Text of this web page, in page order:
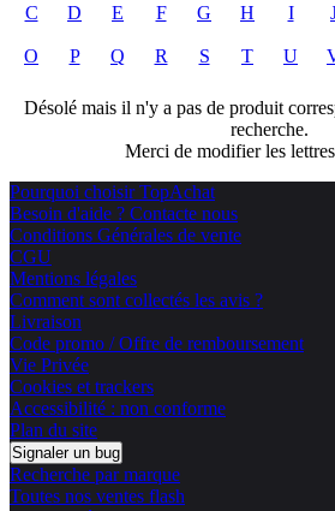
C D E F G H I
O P Q R S T U
Désolé mais il n'y a pas de produit
recherche.
Merci de modifier les
Pourquoi choisir TopAchat
Besoin d'aide ? Contacte nous
Conditions Générales de vente
CGU
Mentions légales
Comment sont collectés les avis ?
Livraison
Code promo / Offre de remboursement
Vie Privée
Cookies et trackers
Accessibilité : non conforme
Plan du site
Signaler un bug
Recherche par marque
Toutes nos ventes flash